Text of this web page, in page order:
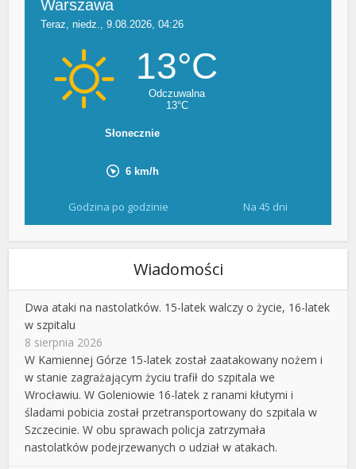
Godzina po godzinie Na 45 dni
Wiadomości
Dwa ataki na nastolatków. 15-latek walczy o życie, 16-latek
w szpitalu
8 sierpnia 2026
W Kamiennej Górze 15-latek został zaatakowany nożem i
w stanie zagrażającym życiu trafił do szpitala we
Wrocławiu. W Goleniowie 16-latek z ranami kłutymi i
śladami pobicia został przetransportowany do szpitala w
Szczecinie. W obu sprawach policja zatrzymała
nastolatków podejrzewanych o udział w atakach.